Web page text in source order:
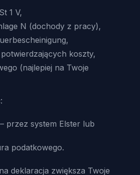
1 V,
N (dochody z pracy),
koszty,
(najlepiej na Twoje
przez system Elster lub
podatkowego.
deklaracja zwiększa Twoje